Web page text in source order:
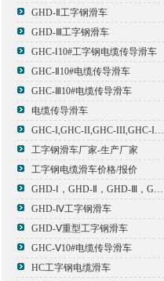
GHD-Ⅱ工字钢滑车
GHD-Ⅲ工字钢滑车
GHC-Ⅰ10#工字钢电缆传导滑车
GHC-Ⅱ10#电缆传导滑车
GHC-Ⅲ10#电缆传导滑车
电缆传导滑车
GHC-I,GHC-II,GHC-III,GHC-IV,GHC-V电缆滑车
工字钢滑车厂家-生产厂家
工字钢电缆滑车价格/报价
GHD-Ⅰ，GHD-Ⅱ，GHD-Ⅲ，GHD-Ⅳ，GHD-Ⅴ工字钢滑车
GHD-Ⅳ工字钢滑车
GHD-Ⅴ重型工字钢滑车
GHC-Ⅴ10#电缆传导滑车
HC工字钢电缆滑车